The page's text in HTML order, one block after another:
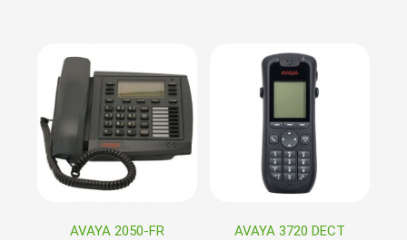
AVAYA 2050-FR
AVAYA 3720 DECT